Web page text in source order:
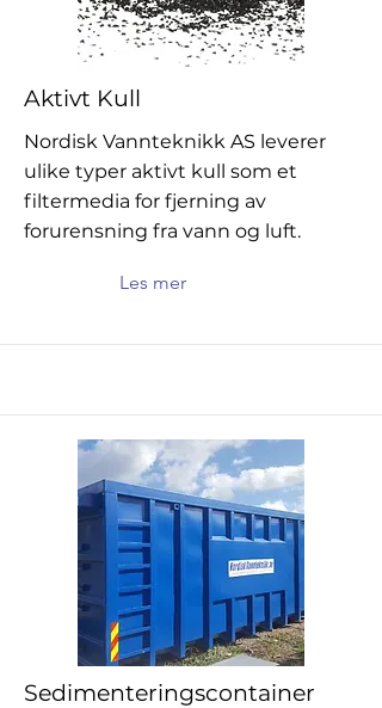
Aktivt Kull
Nordisk Vannteknikk AS leverer
ulike typer aktivt kull som et
filtermedia for fjerning av
forurensning fra vann og luft.
Les mer
Sedimenteringscontainer